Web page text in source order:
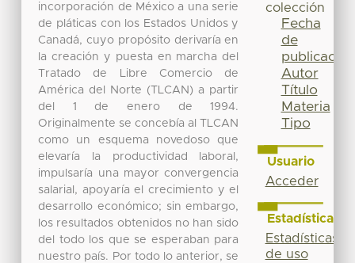
incorporación de México a una serie
de pláticas con los Estados Unidos y
Canadá, cuyo propósito derivaría en
la creación y puesta en marcha del
Tratado de Libre Comercio de
América del Norte (TLCAN) a partir
del 1 de enero de 1994.
Originalmente se concebía al TLCAN
como un esquema novedoso que
elevaría la productividad laboral,
impulsaría una mayor convergencia
salarial, apoyaría el crecimiento y el
desarrollo económico; sin embargo,
los resultados obtenidos no han sido
del todo los que se esperaban para
nuestro país. Por todo lo anterior, se
colección
Fecha
de
publicación
Autor
Título
Materia
Tipo
Usuario
Acceder
Estadísticas
Estadísticas
de uso